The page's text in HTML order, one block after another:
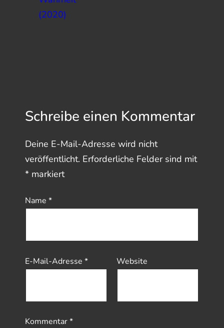
(2020)
Schreibe einen Kommentar
Deine E-Mail-Adresse wird nicht
veröffentlicht. Erforderliche Felder sind mit
* markiert
Kommentar*
Name*
E-Mail-Adresse* Website